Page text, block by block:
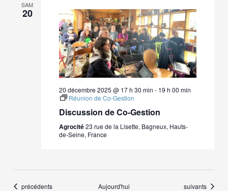
SAM
20
20 décembre 2025 @ 17 h 30 min - 19 h 00 min
Réunion de Co-Gestion
Discussion de Co-Gestion
Agrocité23 rue de la Lisette, Bagneux, Hauts-
de-Seine, France
Évènements
précédents Aujourd'hui Évènements
suivants